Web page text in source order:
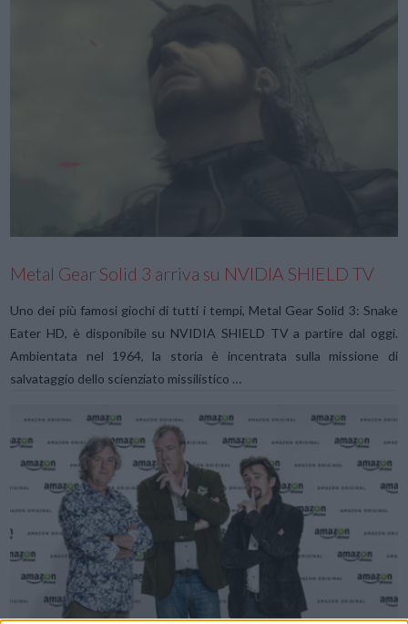
VIEW POST
Metal Gear Solid 3 arriva su NVIDIA SHIELD TV
Uno dei più famosi giochi di tutti i tempi, Metal Gear Solid 3: Snake
Eater HD, è disponibile su NVIDIA SHIELD TV a partire dal oggi.
Ambientata nel 1964, la storia è incentrata sulla missione di
salvataggio dello scienziato missilistico …